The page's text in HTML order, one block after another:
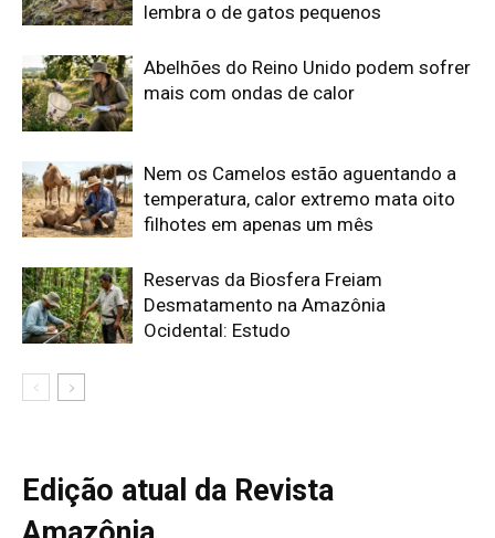
lembra o de gatos pequenos
Abelhões do Reino Unido podem sofrer
mais com ondas de calor
Nem os Camelos estão aguentando a
temperatura, calor extremo mata oito
filhotes em apenas um mês
Reservas da Biosfera Freiam
Desmatamento na Amazônia
Ocidental: Estudo
Edição atual da Revista